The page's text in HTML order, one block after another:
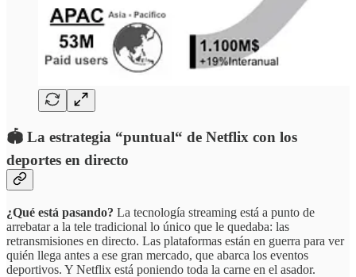
🏟️ La estrategia “puntual“ de Netflix con los
deportes en directo
¿Qué está pasando? La tecnología streaming está a punto de
arrebatar a la tele tradicional lo único que le quedaba: las
retransmisiones en directo. Las plataformas están en guerra para ver
quién llega antes a ese gran mercado, que abarca los eventos
deportivos. Y Netflix está poniendo toda la carne en el asador.